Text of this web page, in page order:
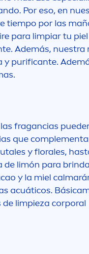
Por eso, en
tiempo por las
para limpiar tu
Además,
y purificante.
fragancias
que complemen
y florales,
limón para
y la miel
acuáticos. Básica
limpieza corporal